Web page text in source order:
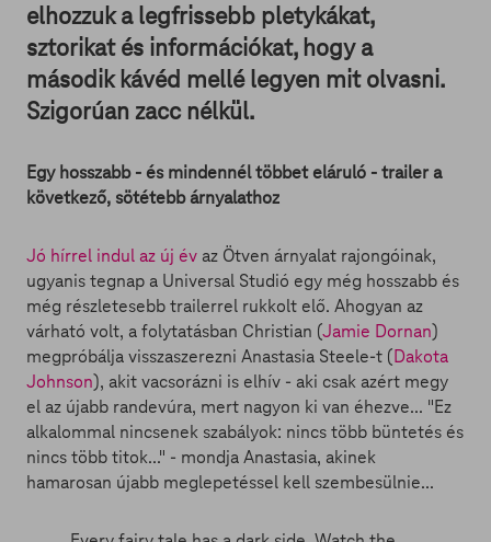
elhozzuk a legfrissebb pletykákat,
sztorikat és információkat, hogy a
második kávéd mellé legyen mit olvasni.
Szigorúan zacc nélkül.
Egy hosszabb - és mindennél többet eláruló - trailer a
következő, sötétebb árnyalathoz
Jó hírrel indul az új év az Ötven árnyalat rajongóinak,
ugyanis tegnap a Universal Studió egy még hosszabb és
még részletesebb trailerrel rukkolt elő. Ahogyan az
várható volt, a folytatásban Christian (Jamie Dornan)
megpróbálja visszaszerezni Anastasia Steele-t (Dakota
Johnson), akit vacsorázni is elhív - aki csak azért megy
el az újabb randevúra, mert nagyon ki van éhezve... "Ez
alkalommal nincsenek szabályok: nincs több büntetés és
nincs több titok..." - mondja Anastasia, akinek
hamarosan újabb meglepetéssel kell szembesülnie...